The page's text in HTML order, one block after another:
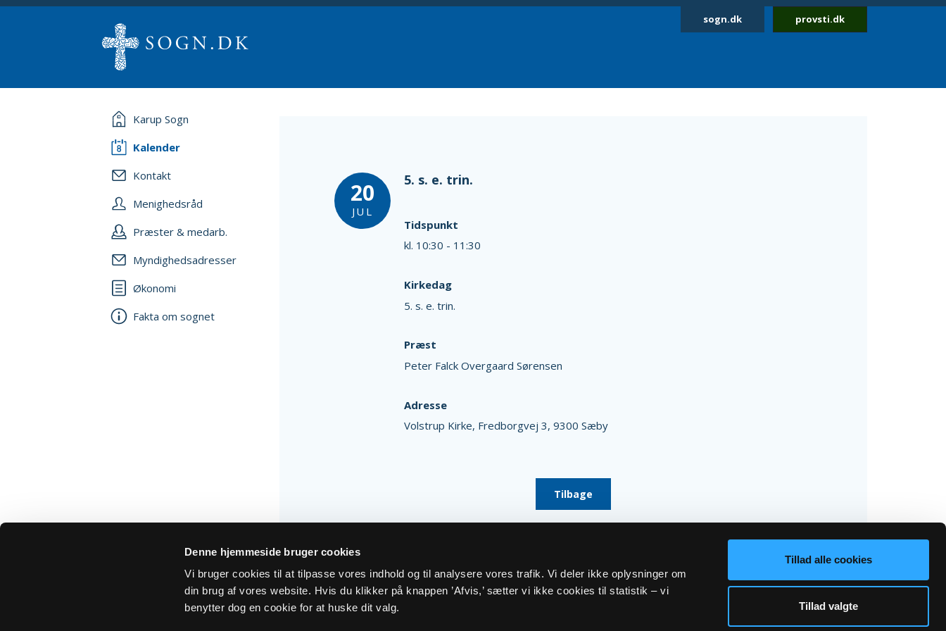
Denne hjemmeside bruger cookies
Vi bruger cookies til at tilpasse vores indhold og til analysere vores trafik. Vi deler ikke oplysninger om
din brug af vores website. Hvis du klikker på knappen ’Afvis,’ sætter vi ikke cookies til statistik – vi
benytter dog en cookie for at huske dit valg.
Tillad alle cookies
Tillad valgte
sogn.dk provsti.dk
Karup Sogn
Kalender
Kontakt
Menighedsråd
Præster & medarb.
Myndighedsadresser
Økonomi
Fakta om sognet
20
JUL
5. s. e. trin.
Tidspunkt
kl. 10:30 - 11:30
Kirkedag
5. s. e. trin.
Præst
Peter Falck Overgaard Sørensen
Adresse
Volstrup Kirke, Fredborgvej 3, 9300 Sæby
Tilbage